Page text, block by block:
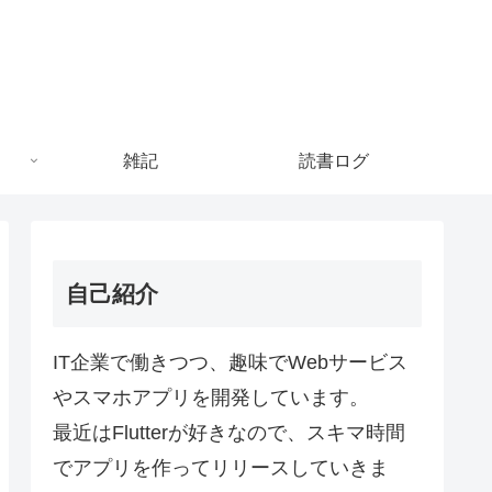
雑記 読書ログ
自己紹介
IT企業で働きつつ、趣味でWebサービス
やスマホアプリを開発しています。
最近はFlutterが好きなので、スキマ時間
でアプリを作ってリリースしていきま